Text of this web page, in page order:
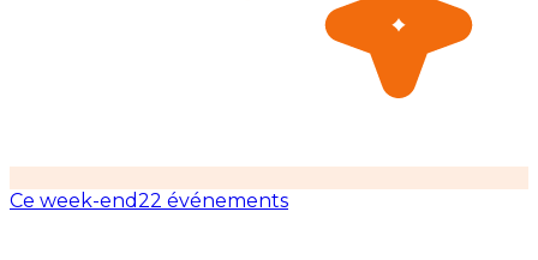
Ce week-end22 événements